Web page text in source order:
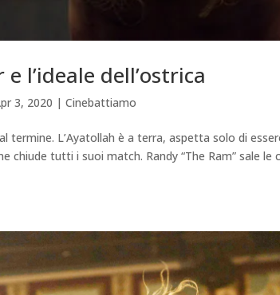
l’ideale dell’ostrica
3, 2020 |Cinebattiamo
termine. L’Ayatollah è a terra, aspetta solo di
chiude tutti i suoi match. Randy “The Ram” sale